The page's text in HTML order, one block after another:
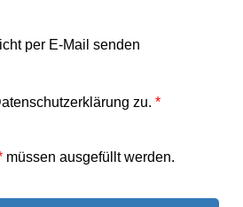
per E-Mail senden
zu. *
müssen ausgefüllt werden.